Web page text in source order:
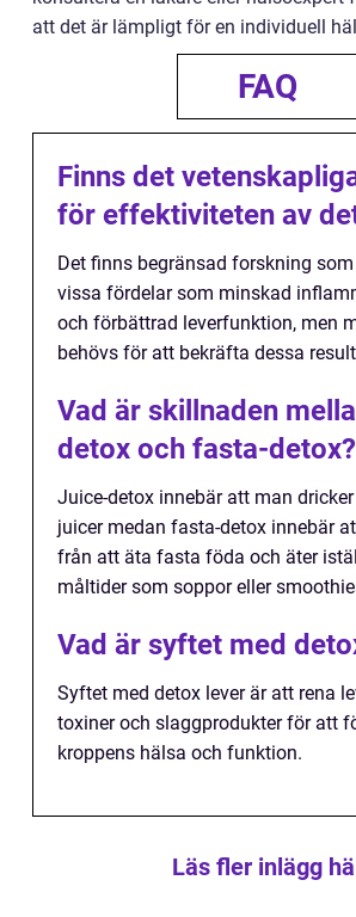
att det är lämpligt för en individuell
FAQ
Finns det
för effektiviteten av
Det finns begränsad forskning
vissa fördelar som minskad
och förbättrad leverfunktion, men
behövs för att bekräfta dessa
Vad är skillnaden
detox och fasta-detox?
Juice-detox innebär att man
juicer medan fasta-detox innebär
från att äta fasta föda och äter
måltider som soppor eller
Vad är syftet med
Syftet med detox lever är att rena
toxiner och slaggprodukter för att
kroppens hälsa och funktion.
Läs fler inlägg